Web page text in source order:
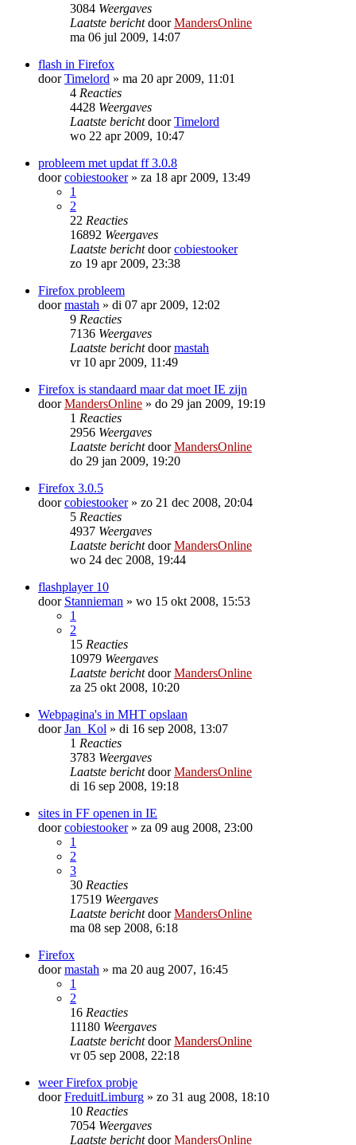
3084 Weergaves
Laatste berichtdoorMandersOnline
ma 06 jul 2009, 14:07
flash in Firefox
doorTimelord » ma 20 apr 2009, 11:01
4 Reacties
4428 Weergaves
Laatste berichtdoorTimelord
wo 22 apr 2009, 10:47
probleem met updat ff 3.0.8
doorcobiestooker» za 18 apr 2009, 13:49
1
2
22 Reacties
16892 Weergaves
Laatste berichtdoorcobiestooker
zo 19 apr 2009, 23:38
Firefox probleem
doormastah » di 07 apr 2009, 12:02
9 Reacties
7136 Weergaves
Laatste berichtdoormastah
vr 10 apr 2009, 11:49
Firefox is standaard maar dat moet IE zijn
doorMandersOnline » do 29 jan 2009, 19:19
1 Reacties
2956 Weergaves
Laatste berichtdoorMandersOnline
do 29 jan 2009, 19:20
Firefox 3.0.5
doorcobiestooker» zo 21 dec 2008, 20:04
5 Reacties
4937 Weergaves
Laatste berichtdoorMandersOnline
wo 24 dec 2008, 19:44
flashplayer 10
door Stannieman » wo 15 okt 2008, 15:53
1
2
15 Reacties
10979 Weergaves
Laatste berichtdoorMandersOnline
za 25 okt 2008, 10:20
Webpagina's in MHT opslaan
doorJan_Kol » di 16 sep 2008, 13:07
1 Reacties
3783 Weergaves
Laatste berichtdoorMandersOnline
di 16 sep 2008, 19:18
sites in FF openen in IE
doorcobiestooker» za 09 aug 2008, 23:00
1
2
3
30 Reacties
17519 Weergaves
Laatste berichtdoorMandersOnline
ma 08 sep 2008, 6:18
Firefox
doormastah » ma 20 aug 2007, 16:45
1
2
16 Reacties
11180 Weergaves
Laatste berichtdoorMandersOnline
vr 05 sep 2008, 22:18
weer Firefox probje
doorFreduitLimburg » zo 31 aug 2008, 18:10
10 Reacties
7054 Weergaves
Laatste berichtdoorMandersOnline